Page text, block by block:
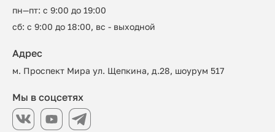
пн—пт: с 9:00 до 19:00
сб: с 9:00 до 18:00, вс - выходной
Адрес
м. Проспект Мира ул. Щепкина, д.28, шоурум 517
Мы в соцсетях